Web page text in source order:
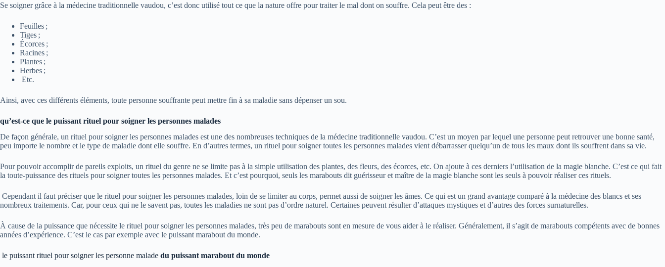
Se soigner grâce à la médecine traditionnelle vaudou, c’est donc utilisé tout ce que la nature offre pour traiter le mal dont on souffre. Cela peut être des :
Feuilles ;
Tiges ;
Écorces ;
Racines ;
Plantes ;
Herbes ;
Etc.
Ainsi, avec ces différents éléments, toute personne souffrante peut mettre fin à sa maladie sans dépenser un sou.
qu’est-ce que le puissant rituel pour soigner les personnes malades
De façon générale, un rituel pour soigner les personnes malades est une des nombreuses techniques de la médecine traditionnelle vaudou. C’est un moyen par lequel une personne peut retrouver une bonne santé,
peu importe le nombre et le type de maladie dont elle souffre. En d’autres termes, un rituel pour soigner toutes les personnes malades vient débarrasser quelqu’un de tous les maux dont ils souffrent dans sa vie.
Pour pouvoir accomplir de pareils exploits, un rituel du genre ne se limite pas à la simple utilisation des plantes, des fleurs, des écorces, etc. On ajoute à ces derniers l’utilisation de la magie blanche. C’est ce qui fait
la toute-puissance des rituels pour soigner toutes les personnes malades. Et c’est pourquoi, seuls les marabouts dit guérisseur et maître de la magie blanche sont les seuls à pouvoir réaliser ces rituels.
Cependant il faut préciser que le rituel pour soigner les personnes malades, loin de se limiter au corps, permet aussi de soigner les âmes. Ce qui est un grand avantage comparé à la médecine des blancs et ses
nombreux traitements. Car, pour ceux qui ne le savent pas, toutes les maladies ne sont pas d’ordre naturel. Certaines peuvent résulter d’attaques mystiques et d’autres des forces surnaturelles.
À cause de la puissance que nécessite le rituel pour soigner les personnes malades, très peu de marabouts sont en mesure de vous aider à le réaliser. Généralement, il s’agit de marabouts compétents avec de bonnes
années d’expérience. C’est le cas par exemple avec le puissant marabout du monde.
le puissant rituel pour soigner les personne malade du puissant marabout du monde